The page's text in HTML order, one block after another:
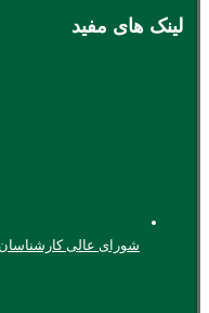
لینک های مفید
شورای عالی کارشناسان